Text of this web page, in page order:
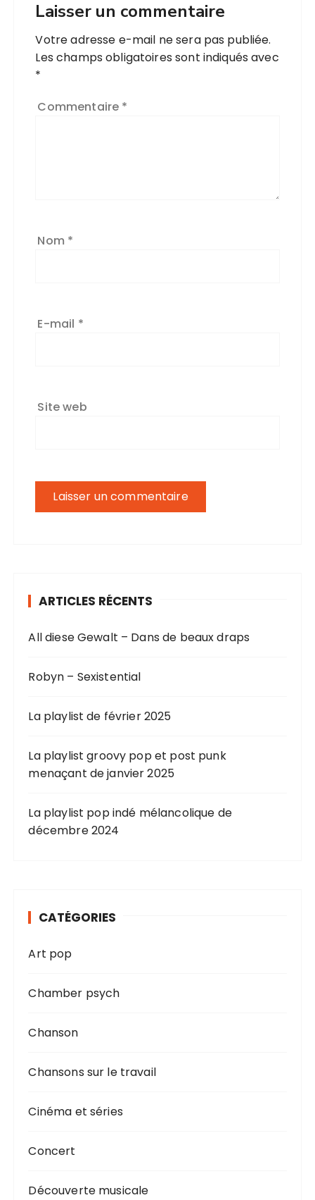
Laisser un commentaire
Votre adresse e-mail ne sera pas publiée.
Les champs obligatoires sont indiqués avec
*
Commentaire *
Nom *
E-mail *
Site web
ARTICLES RÉCENTS
All diese Gewalt – Dans de beaux draps
Robyn – Sexistential
La playlist de février 2025
La playlist groovy pop et post punk
menaçant de janvier 2025
La playlist pop indé mélancolique de
décembre 2024
CATÉGORIES
Art pop
Chamber psych
Chanson
Chansons sur le travail
Cinéma et séries
Concert
Découverte musicale